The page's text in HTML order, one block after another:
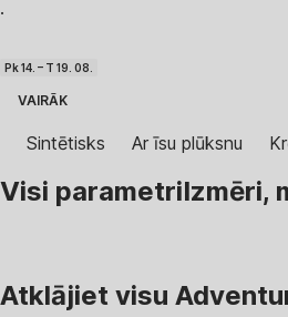
·
Pk 14. – T 19. 08.
VAIRĀK
Sintētisks Ar īsu plūksnu
Visi parametriIzmēri,
Atklājiet visu